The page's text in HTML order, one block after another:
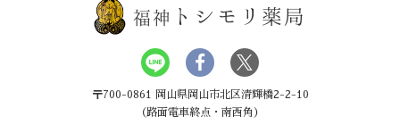
福神 トシモリ薬局
〒700-0861 岡山県岡山市北区清輝橋2-2-10
（路面電車終点・南西角）